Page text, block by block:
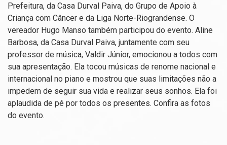
Prefeitura, da Casa Durval Paiva, do Grupo de Apoio à
Criança com Câncer e da Liga Norte-Riograndense. O
vereador Hugo Manso também participou do evento. Aline
Barbosa, da Casa Durval Paiva, juntamente com seu
professor de música, Valdir Júnior, emocionou a todos com
sua apresentação. Ela tocou músicas de renome nacional e
internacional no piano e mostrou que suas limitações não a
impedem de seguir sua vida e realizar seus sonhos. Ela foi
aplaudida de pé por todos os presentes. Confira as fotos
do evento.